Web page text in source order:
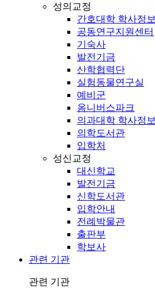
성의교정
간호대학 학사정보
공동연구지원센터
기숙사
발전기금
산학협력단
실험동물연구실
예비군
옴니버스파크
의과대학 학사정보
의학도서관
입학처
성신교정
대신학교
발전기금
신학도서관
입학안내
전례박물관
출판부
학보사
관련 기관
관련 기관